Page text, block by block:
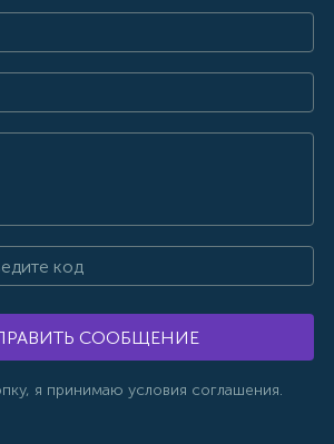
СООБЩЕНИЕ
я принимаю условия соглашения.